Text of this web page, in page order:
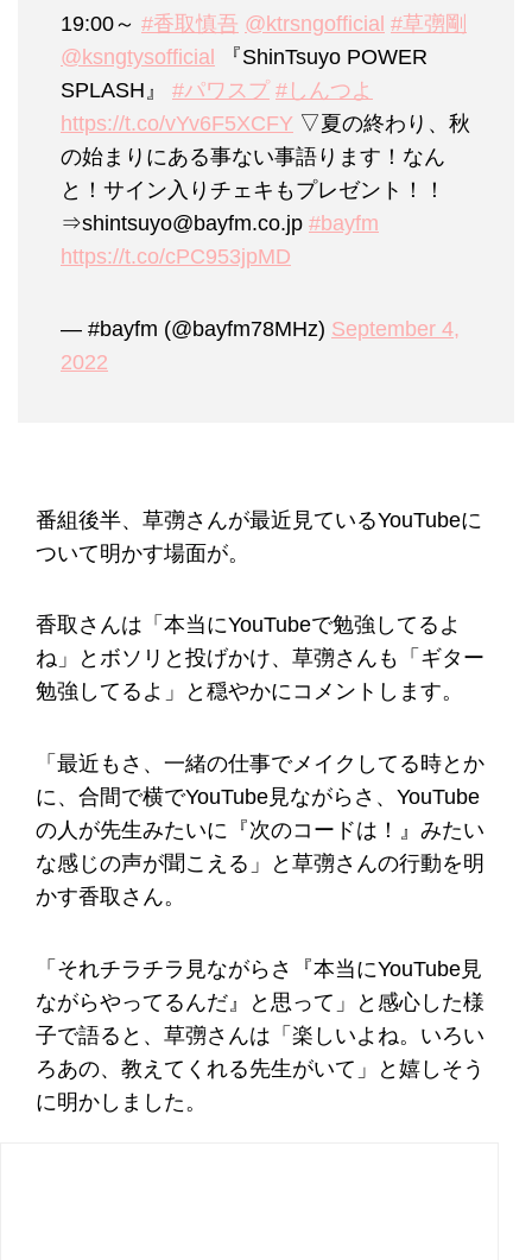
19:00～ #香取慎吾 @ktrsngofficial #草彅剛
@ksngtysofficial
『ShinTsuyo POWER
SPLASH』 #パワスプ #しんつよ
https://t.co/vYv6F5XCFY ▽夏の終わり、秋
の始まりにある事ない事語ります！なん
と！サイン入りチェキもプレゼント！！
⇒shintsuyo@bayfm.co.jp #bayfm
https://t.co/cPC953jpMD
— #bayfm (@bayfm78MHz) September 4,
2022
番組後半、草彅さんが最近見ているYouTubeに
ついて明かす場面が。
香取さんは「本当にYouTubeで勉強してるよ
ね」とボソリと投げかけ、草彅さんも「ギター
勉強してるよ」と穏やかにコメントします。
「最近もさ、一緒の仕事でメイクしてる時とか
に、合間で横でYouTube見ながらさ、YouTube
の人が先生みたいに『次のコードは！』みたい
な感じの声が聞こえる」と草彅さんの行動を明
かす香取さん。
「それチラチラ見ながらさ『本当にYouTube見
ながらやってるんだ』と思って」と感心した様
子で語ると、草彅さんは「楽しいよね。いろい
ろあの、教えてくれる先生がいて」と嬉しそう
に明かしました。